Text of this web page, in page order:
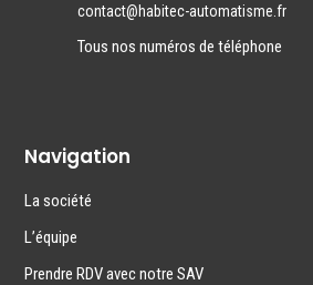
contact@habitec-automatisme.fr
Tous nos numéros de téléphone
Navigation
La société
L’équipe
Prendre RDV avec notre SAV